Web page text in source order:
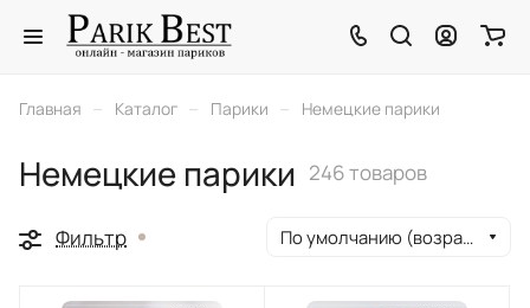
Главная – Каталог – Парики – Немецкие парики
Немецкие парики 246 товаров
Фильтр По умолчанию (возрастание)